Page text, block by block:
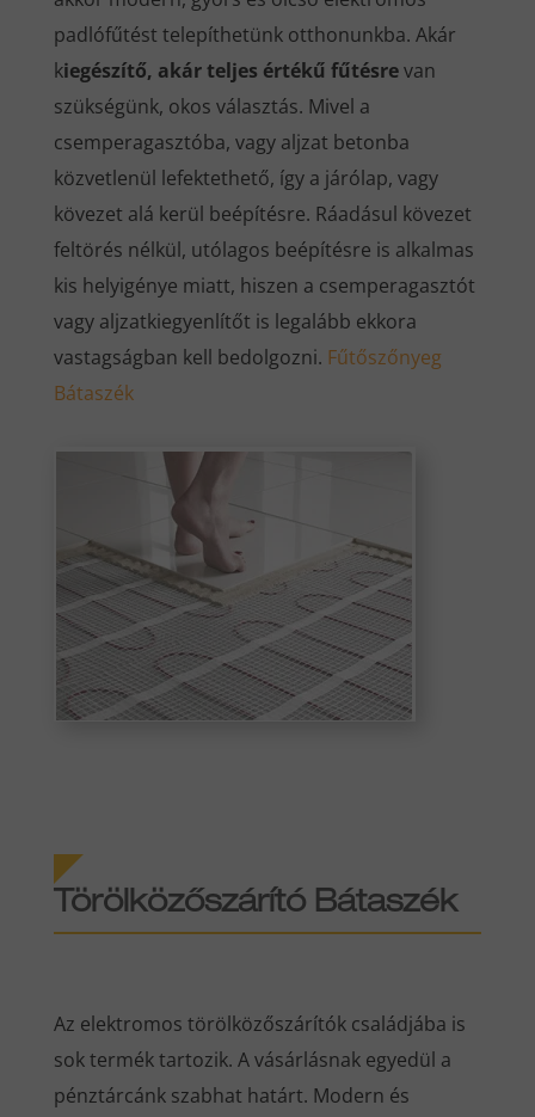
padlófűtést telepíthetünk otthonunkba. Akár
kiegészítő, akár teljes értékű fűtésrevan
szükségünk, okos választás. Mivel a
csemperagasztóba, vagy aljzat betonba
közvetlenül lefektethető, így a járólap, vagy
kövezet alá kerül beépítésre. Ráadásul kövezet
feltörés nélkül, utólagos beépítésre is alkalmas
kis helyigénye miatt, hiszen a csemperagasztót
vagy aljzatkiegyenlítőt is legalább ekkora
vastagságban kell bedolgozni. Fűtőszőnyeg
Bátaszék
Törölközőszárító Bátaszék
Az elektromos törölközőszárítók családjába is
sok termék tartozik. A vásárlásnak egyedül a
pénztárcánk szabhat határt. Modern és